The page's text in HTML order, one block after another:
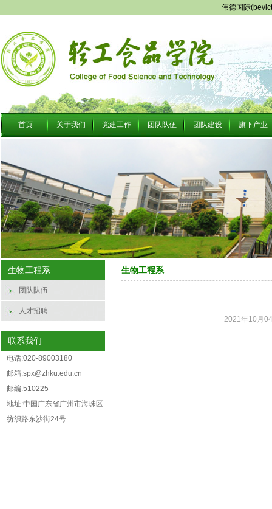
伟德国际
首页 关于我们 党建工作 团队队伍 团队建设 旗下产业
生物工程系
团队队伍
人才招聘
联系我们
电话:020-89003180
邮箱:spx@zhku.edu.cn
邮编:510225
地址:中国广东省广州市海珠区
纺织路东沙街24号
生物工程系
2021年10月